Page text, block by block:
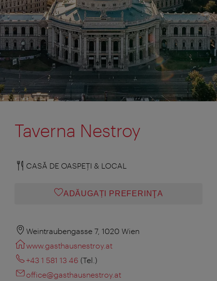
Taverna Nestroy
CASĂ DE OASPEŢI & LOCAL
ADĂUGAȚI PREFERINŢA
Weintraubengasse 7, 1020 Wien
www.gasthausnestroy.at
+43 1 581 13 46 (Tel.)
office@gasthausnestroy.at